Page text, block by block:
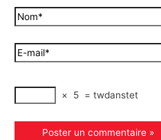
× 5 = twdanstet